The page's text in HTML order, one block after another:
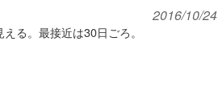
2016/10/24
る。最接近は30日ごろ。